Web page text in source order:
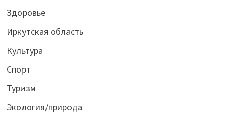
Здоровье
Иркутская область
Культура
Спорт
Туризм
Экология/природа